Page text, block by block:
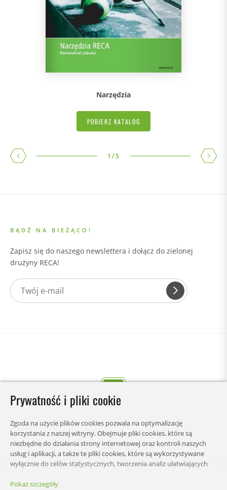
Narzędzia
POBIERZ KATALOG
1 /5
STRONY
BĄDŹ NA BIEŻĄCO!
Zapisz się do naszego newslettera i dołącz do zielonej
drużyny RECA!
Prywatność i pliki cookie
Zgoda na użycie plików cookies pozwala na optymalizację
korzystania z naszej witryny. Obejmuje pliki cookies, które są
niezbędne do działania strony internetowej oraz kontroli naszych
usług i aplikacji, a także te pliki cookies, które są wykorzystywane
wyłącznie do celów statystycznych, tworzenia analiz ułatwiających
wyświetlania spersonalizowanych treści. Możesz wybrać kategorie,
Pokaż szczegóły